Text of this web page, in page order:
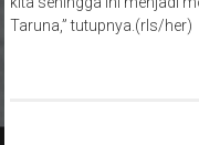
Taruna,” tutupnya.(rls/her)